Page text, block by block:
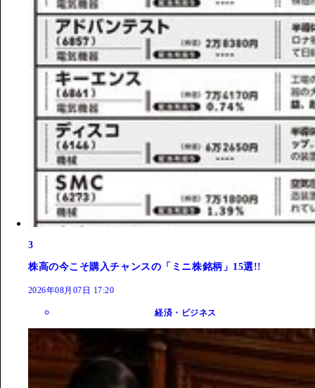
3
株高の今こそ購入チャンスの「ミニ株銘柄」15選!!
2026年08月07日 17:20
経済・ビジネス